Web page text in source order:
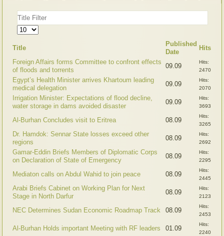
Title
Filter
Display
#
Title
Published
Date
Hits
Foreign Affairs forms Committee to confront effects
of floods and torrents
09.09
Hits:
2470
Egypt’s Health Minister arrives Khartoum leading
medical delegation
09.09
Hits:
2070
Irrigation Minister: Expectations of flood decline,
water storage in dams avoided disaster
09.09
Hits:
3693
Al-Burhan Concludes visit to Eritrea 08.09
Hits:
3265
Dr. Hamdok: Sennar State losses exceed other
regions
08.09
Hits:
2692
Gamar-Eddin Briefs Members of Diplomatic Corps
on Declaration of State of Emergency
08.09
Hits:
2295
Mediaton calls on Abdul Wahid to join peace 08.09
Hits:
2445
Arabi Briefs Cabinet on Working Plan for Next
Stage in North Darfur
08.09
Hits:
2123
NEC Determines Sudan Economic Roadmap Track 08.09
Hits:
2453
Al-Burhan Holds important Meeting with RF leaders 01.09
Hits:
2240